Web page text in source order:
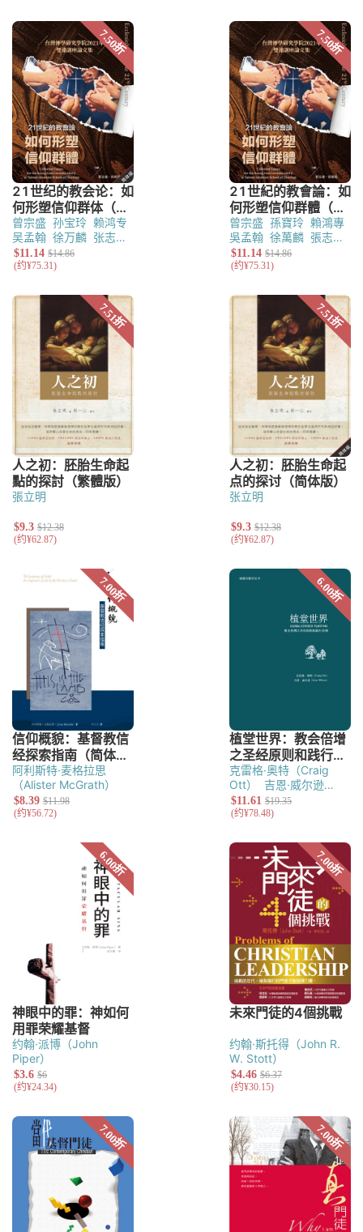
曾宗盛 孙宝玲 赖鸿专
吴孟翰 徐万麟 张志伟
（以撒．瓦历斯）
义 陈尚仁
曾宗盛 孫寶玲 賴鴻專
吳孟翰 徐萬麟 張志偉
（以撒．瓦歷斯）
義 陳尚仁
張立明 张立明
阿利斯特·麦格拉思
（Alister McGrath）
克雷格·奥特（Craig
Ott）
吉恩·威尔逊
（Gene Wilson）
约翰·派博（John
Piper）
约翰·斯托得（John R.
W. Stott）